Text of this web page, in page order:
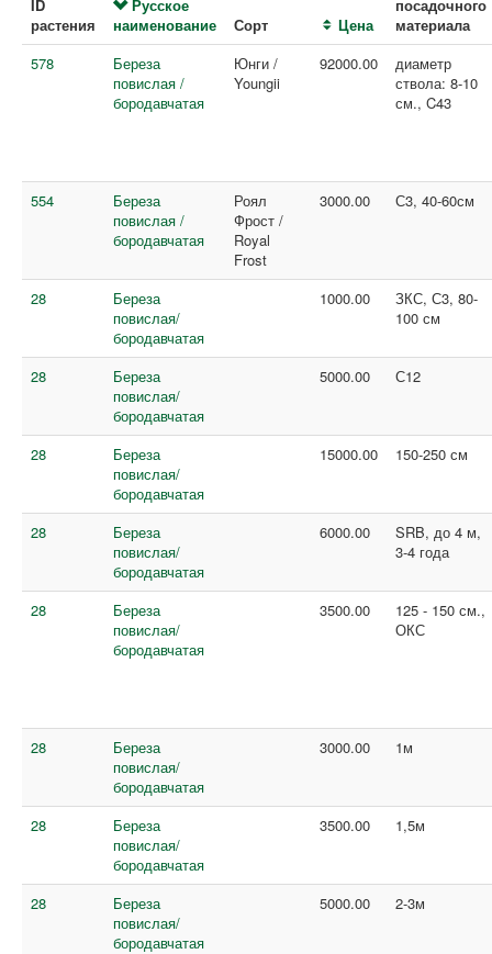
ID
растения
Русское
наименование
Сорт Цена
посадочного
материала
578
Береза
повислая /
бородавчатая
Юнги /
Youngii
92000.00
диаметр
ствола: 8-10
см., C43
554
Береза
повислая /
бородавчатая
Роял
Фрост /
Royal
Frost
3000.00 С3, 40-60см
28
Береза
повислая/
бородавчатая
1000.00
ЗКС, С3, 80-
100 см
28
Береза
повислая/
бородавчатая
5000.00 С12
28
Береза
повислая/
бородавчатая
15000.00 150-250 см
28
Береза
повислая/
бородавчатая
6000.00
SRB, до 4 м,
3-4 года
28
Береза
повислая/
бородавчатая
3500.00
125 - 150 см.,
ОКС
28
Береза
повислая/
бородавчатая
3000.00 1м
28
Береза
повислая/
бородавчатая
3500.00 1,5м
28
Береза
повислая/
бородавчатая
5000.00 2-3м